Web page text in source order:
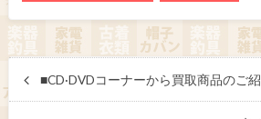
■CD·DVDコーナーから買取商品のご